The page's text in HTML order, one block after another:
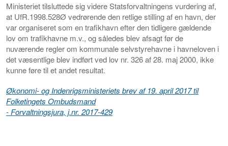
Ministeriet tilsluttede sig videre Statsforvaltningens vurdering af,
at UfR.1998.528Ø vedrørende den retlige stilling af en havn, der
var organiseret som en trafikhavn efter den tidligere gældende
lov om trafikhavne m.v., og således blev afsagt før de
nuværende regler om kommunale selvstyrehavne i havneloven i
det væsentlige blev indført ved lov nr. 326 af 28. maj 2000, ikke
kunne føre til et andet resultat.
Økonomi- og Indenrigsministeriets brev af 19. april 2017 til
Folketingets Ombudsmand
- Forvaltningsjura, j.nr. 2017-429